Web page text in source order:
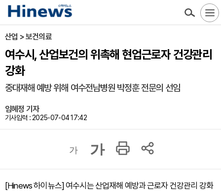
산업 > 보건의료
여수시, 산업보건의 위촉해 현업근로자 건강관리
강화
중대재해 예방 위해 여수전남병원 박정훈 전문의 선임
임혜정 기자
기사입력 : 2025-07-04 17:42
가 가
[Hinews 하이뉴스] 여수시는 산업재해 예방과 근로자 건강관리 강화